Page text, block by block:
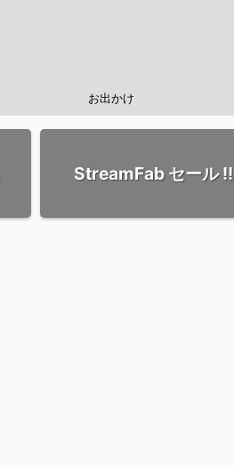
お出かけ
StreamFab セール !!